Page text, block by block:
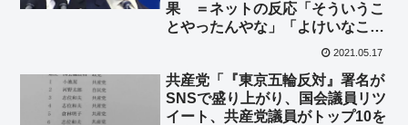
果 ＝ネットの反応「そういうこ
とやったんやな」「よけいなこす
2021.05.17
共産党「『東京五輪反対』署名が
SNSで盛り上がり、国会議員リツ
イート、共産党議員がトップ10を